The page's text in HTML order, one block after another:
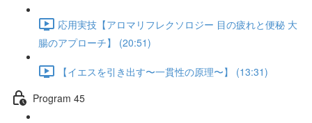
応用実技【アロマリフレクソロジー 目の疲れと便秘 大
腸のアプローチ】 (20:51)
【イエスを引き出す〜一貫性の原理〜】 (13:31)
Program 45